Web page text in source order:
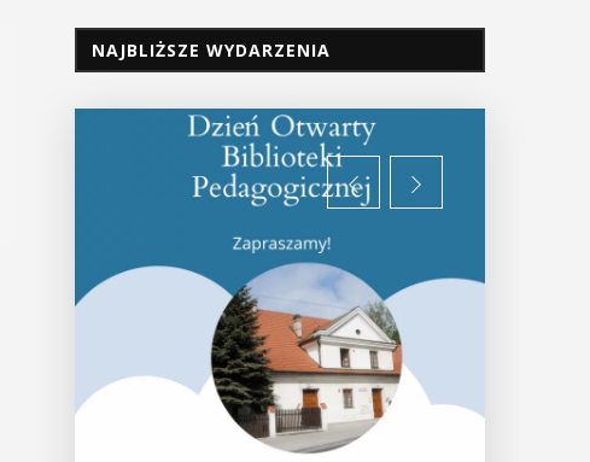
NAJBLIŻSZE WYDARZENIA